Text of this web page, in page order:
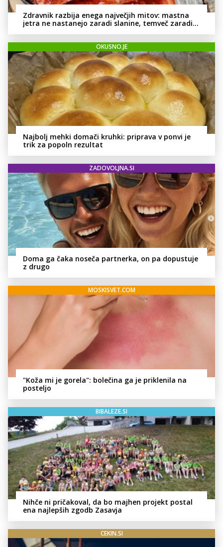
Zdravnik razbija enega največjih mitov: mastna
jetra ne nastanejo zaradi slanine, temveč zaradi
OKUSNO.JE
Najbolj mehki domači kruhki: priprava v ponvi je
trik za popoln rezultat
ZADOVOLJNA.SI
Doma ga čaka noseča partnerka, on pa dopustuje
z drugo
MOSKISVET.COM
"Koža mi je gorela": bolečina ga je priklenila na
posteljo
BIBALEZE.SI
Nihče ni pričakoval, da bo majhen projekt postal
ena najlepših zgodb Zasavja
CEKIN.SI